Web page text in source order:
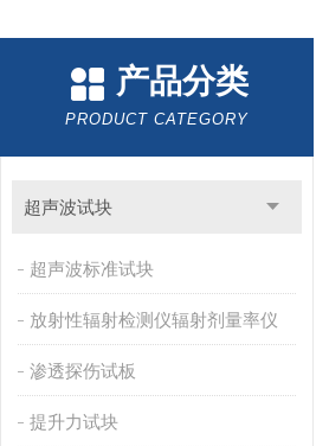
产品分类
PRODUCT CATEGORY
超声波试块
超声波标准试块
放射性辐射检测仪辐射剂量率仪
渗透探伤试板
提升力试块